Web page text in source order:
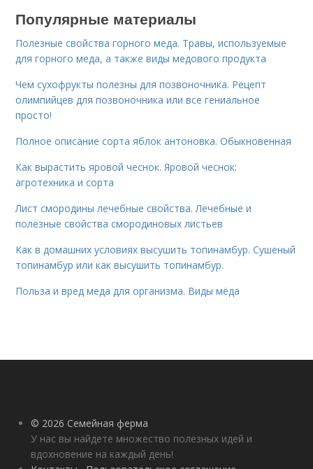
Популярные материалы
Полезные свойства горного меда. Травы, используемые
для горного меда, а также виды медового продукта
Чем сухофрукты полезны для позвоночника. Рецепт
олимпийцев для позвоночника или все гениальное
просто!
Полное описание сорта яблок антоновка. Обыкновенная
Как вырастить яровой чеснок. Яровой чеснок:
агротехника и сорта
Лист смородины лечебные свойства. Лечебные и
полезные свойства смородиновых листьев
Как в домашних условиях высушить топинамбур. Сушеный
топинамбур или как высушить топинамбур.
Польза и вред меда для организма. Виды мёда
© 2026 Семейная ферма
У нас вы найдете множество полезных идей и
вдохновение на каждый день!